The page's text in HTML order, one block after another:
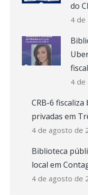
do
4 de
4 de
CRB-6
privadas em
4 de agosto de
Biblioteca
local em
4 de agosto de